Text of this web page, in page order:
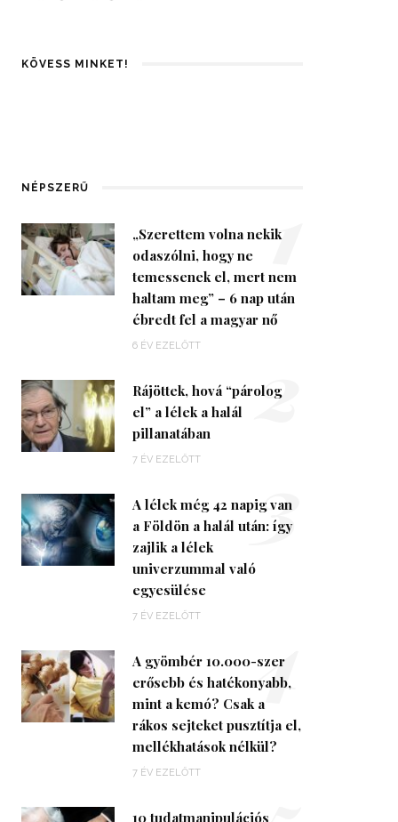
KÖVESS MINKET!
NÉPSZERŰ
„Szerettem volna nekik
odaszólni, hogy ne
temessenek el, mert nem
haltam meg” – 6 nap után
ébredt fel a magyar nő
6 ÉV EZELŐTT
1
Rájöttek, hová “párolog
el” a lélek a halál
pillanatában
7 ÉV EZELŐTT
2
A lélek még 42 napig van
a Földön a halál után: így
zajlik a lélek
univerzummal való
egyesülése
7 ÉV EZELŐTT
3
A gyömbér 10.000-szer
erősebb és hatékonyabb,
mint a kemó? Csak a
rákos sejteket pusztítja el,
mellékhatások nélkül?
7 ÉV EZELŐTT
4
10 tudatmanipulációs